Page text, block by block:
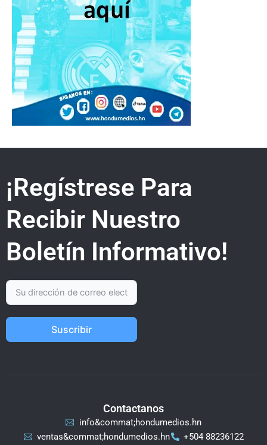
¡Regístrese Para
Recibir Nuestro
Boletín Informativo!
Suscribir
Contactanos
info&commat;hondumedios.hn
ventas&commat;hondumedios.hn
+504 88236122